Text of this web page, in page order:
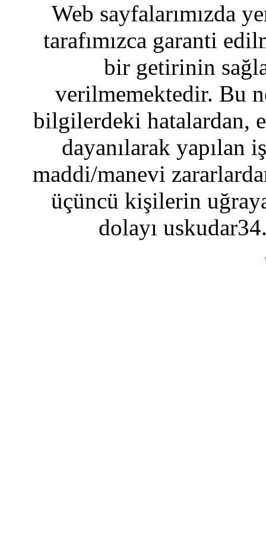
Web sayfalarımızda
tarafımızca garanti
bir getirinin
verilmemektedir. Bu
bilgilerdeki hatalardan,
dayanılarak yapılan
maddi/manevi
üçüncü kişilerin
dolayı